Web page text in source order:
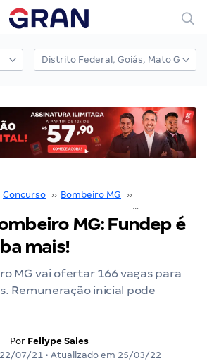
Concurso ›› Bombeiro MG ››
MG: Fundep é
mais!
MG vai ofertar 166 vagas para
Remuneração inicial pode
Por Fellype Sales
22/07/21 • Atualizado em 25/03/22